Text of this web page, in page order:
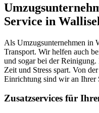
Service in
Als Umzugsunternehmen in
Transport. Wir helfen auch
und sogar bei der
Zeit und Stress spart. Von
Einrichtung sind wir an Ihrer
Zusatzservices für